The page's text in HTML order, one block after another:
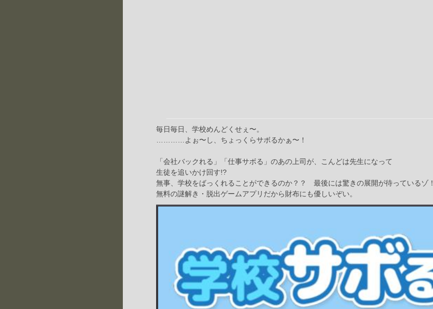
毎日毎日、学校めんどくせぇ〜。
…………よぉ〜し、ちょっくらサボるかぁ〜！
「会社バックれる」「仕事サボる」のあの上司が、こんどは先生になって
生徒を追いかけ回す!?
無事、学校をばっくれることができるのか？？ 最後には驚きの展開が待っているゾ！
無料の謎解き・脱出ゲームアプリだから財布にも優しいぞい。